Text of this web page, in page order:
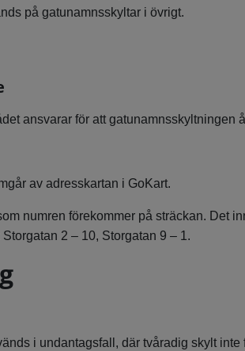
på gatunamnsskyltar i övrigt.
ansvarar för att gatunamnsskyltningen
av adresskartan i GoKart.
numren förekommer på sträckan. Det
2 – 10, Storgatan 9 – 1.
i undantagsfall, där tvåradig skylt